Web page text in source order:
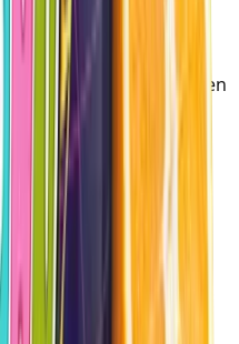
Tabakregal auf
Mixe du mit deinen
kannst.